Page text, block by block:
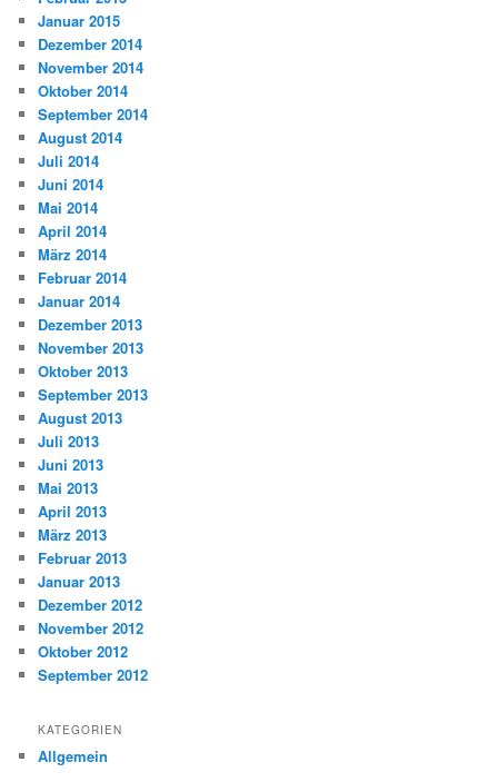
Januar 2015
Dezember 2014
November 2014
Oktober 2014
September 2014
August 2014
Juli 2014
Juni 2014
Mai 2014
April 2014
März 2014
Februar 2014
Januar 2014
Dezember 2013
November 2013
Oktober 2013
September 2013
August 2013
Juli 2013
Juni 2013
Mai 2013
April 2013
März 2013
Februar 2013
Januar 2013
Dezember 2012
November 2012
Oktober 2012
September 2012
KATEGORIEN
Allgemein